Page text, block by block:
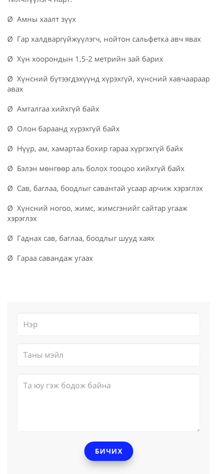
Ø Амны хаалт зүүх
Ø Гар халдваргүйжүүлэгч, нойтон сальфетка авч явах
Ø Хүн хоорондын 1,5-2 метрийн зай барих
Ø Хүнсний бүтээгдэхүүнд хүрэхгүй, хүнсний хавчаараар
авах
Ø Амталгаа хийхгүй байх
Ø Олон бараанд хүрэхгүй байх
Ø Нүүр, ам, хамартаа бохир гараа хүргэхгүй байх
Ø Бэлэн мөнгөөр аль болох тооцоо хийхгүй байх
Ø Сав, баглаа, боодлыг савантай усаар арчиж хэрэглэх
Ø Хүнсний ногоо, жимс, жимсгэнийг сайтар угааж
хэрэглэх
Ø Гаднах сав, баглаа, боодлыг шууд хаях
Ø Гараа савандаж угаах
БИЧИХ